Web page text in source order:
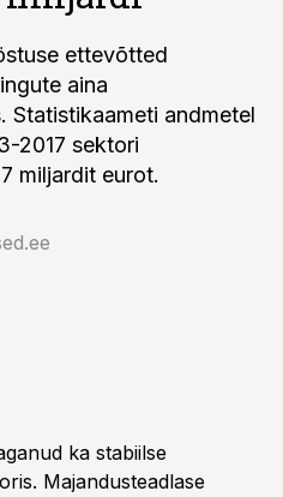
ettevõtted
aina
Statistikaameti andmetel
2017 sektori
miljardit eurot.
ka stabiilse
Majandusteadlase